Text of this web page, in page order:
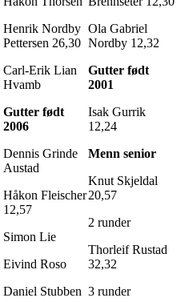
Henrik Nordby
Pettersen 26,30
Carl-Erik Lian
Hvamb
Gutter født
2006
Dennis Grinde
Austad
Håkon Fleischer
12,57
Simon Lie
Eivind Roso
Daniel Stubben
Ola Gabriel
Nordby 12,32
Gutter født
2001
Isak Gurrik
12,24
Menn senior
Knut Skjeldal
20,57
2 runder
Thorleif Rustad
32,32
3 runder